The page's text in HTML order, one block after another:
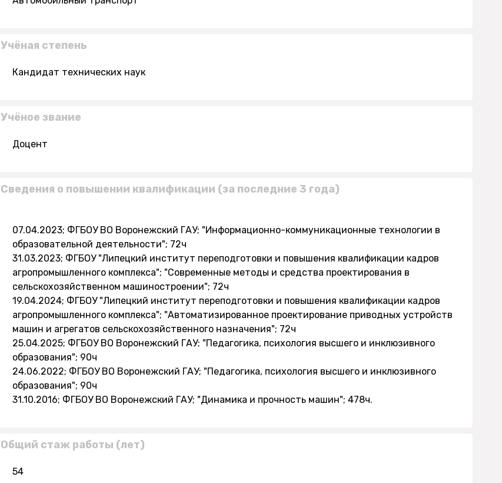
Учёная степень
Кандидат технических наук
Учёное звание
Доцент
Сведения о повышении квалификации (за последние 3 года)
07.04.2023; ФГБОУ ВО Воронежский ГАУ; "Информационно-коммуникационные технологии в
образовательной деятельности"; 72ч
31.03.2023; ФГБОУ "Липецкий институт переподготовки и повышения квалификации кадров
агропромышленного комплекса"; "Современные методы и средства проектирования в
сельскохозяйственном машиностроении"; 72ч
19.04.2024; ФГБОУ "Липецкий институт переподготовки и повышения квалификации кадров
агропромышленного комплекса"; "Автоматизированное проектирование приводных устройств
машин и агрегатов сельскохозяйственного назначения"; 72ч
25.04.2025; ФГБОУ ВО Воронежский ГАУ; "Педагогика, психология высшего и инклюзивного
образования"; 90ч
24.06.2022; ФГБОУ ВО Воронежский ГАУ; "Педагогика, психология высшего и инклюзивного
образования"; 90ч
31.10.2016; ФГБОУ ВО Воронежский ГАУ; "Динамика и прочность машин"; 478ч.
Общий стаж работы (лет)
54